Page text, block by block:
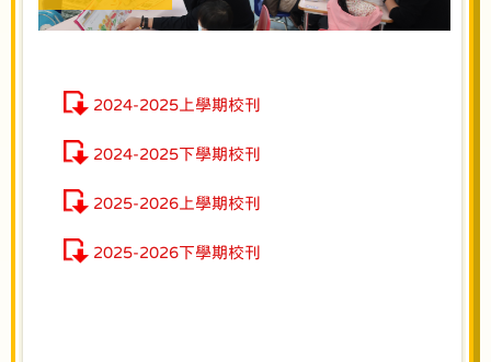
2024-2025上學期校刊
2024-2025下學期校刊
2025-2026上學期校刊
2025-2026下學期校刊